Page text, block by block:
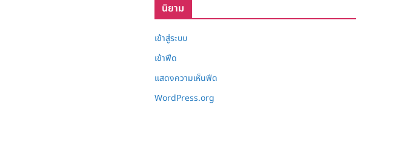
นิยาม
เข้าสู่ระบบ
เข้าฟีด
แสดงความเห็นฟีด
WordPress.org